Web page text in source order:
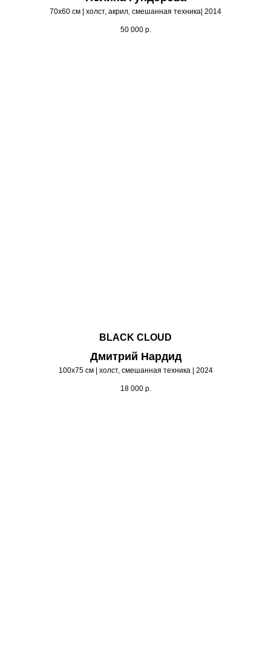
70х60 см | холст, акрил, смешанная техника| 2014
50 000 р.
BLACK CLOUD
Дмитрий Нардид
100х75 см | холст, смешанная техника | 2024
18 000 р.